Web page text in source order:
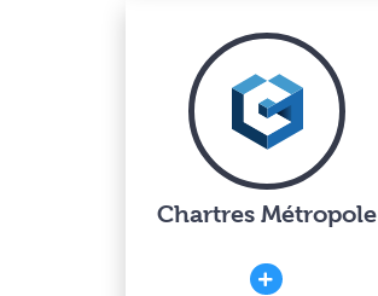
Chartres Métropole